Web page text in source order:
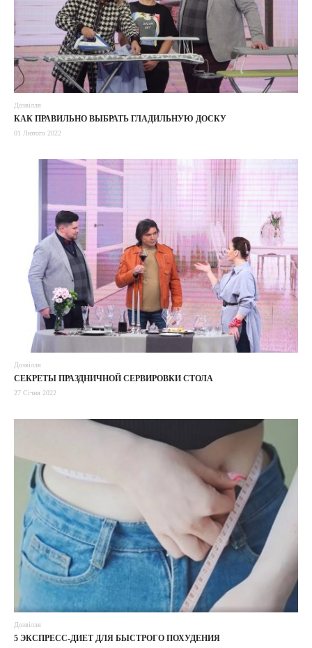
Дозвілля
КАК ПРАВИЛЬНО ВЫБРАТЬ ГЛАДИЛЬНУЮ ДОСКУ
01 Лютого 2022
Дозвілля
СЕКРЕТЫ ПРАЗДНИЧНОЙ СЕРВИРОВКИ СТОЛА
27 Січня 2022
Дозвілля
5 ЭКСПРЕСС-ДИЕТ ДЛЯ БЫСТРОГО ПОХУДЕНИЯ